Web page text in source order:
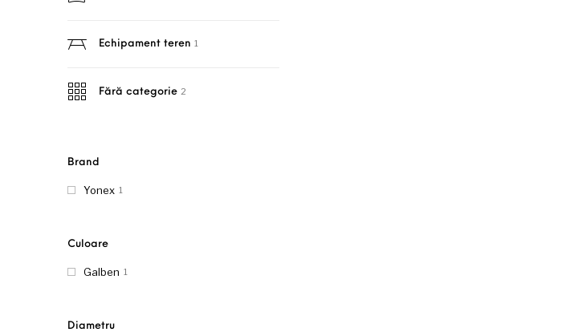
Echipament teren 1
Fără categorie 2
Brand
Yonex 1
Culoare
Galben 1
Diametru